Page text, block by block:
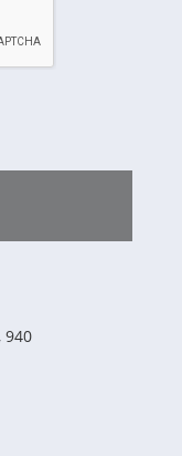
- SÃO
JOSÉ DOS
- ENTRE A
940